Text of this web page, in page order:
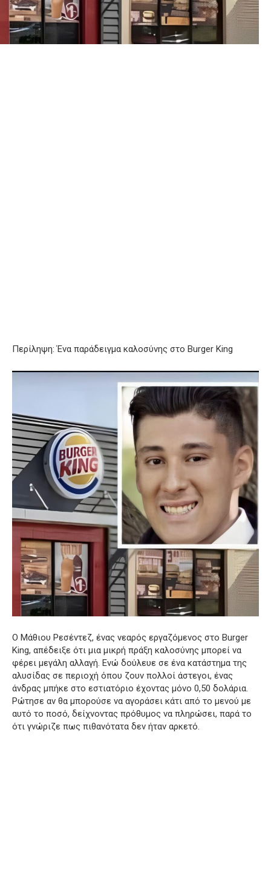
Περίληψη: Ένα παράδειγμα καλοσύνης στο Burger King
Ο Μάθιου Ρεσέντεζ, ένας νεαρός εργαζόμενος στο Burger
King, απέδειξε ότι μια μικρή πράξη καλοσύνης μπορεί να
φέρει μεγάλη αλλαγή. Ενώ δούλευε σε ένα κατάστημα της
αλυσίδας σε περιοχή όπου ζουν πολλοί άστεγοι, ένας
άνδρας μπήκε στο εστιατόριο έχοντας μόνο 0,50 δολάρια.
Ρώτησε αν θα μπορούσε να αγοράσει κάτι από το μενού με
αυτό το ποσό, δείχνοντας πρόθυμος να πληρώσει, παρά το
ότι γνώριζε πως πιθανότατα δεν ήταν αρκετό.